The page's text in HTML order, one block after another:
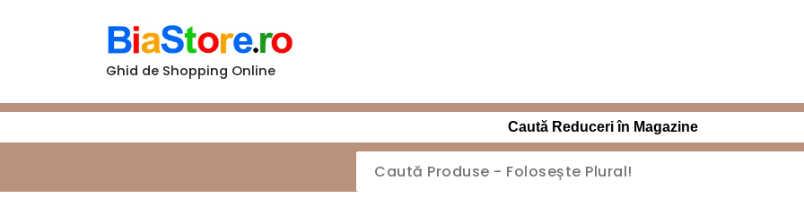
Ghid de Shopping Online
Caută Reduceri în Magazine